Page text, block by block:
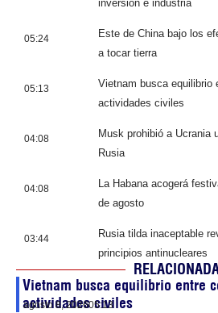
inversión e industria
05:24
Este de China bajo los
a tocar tierra
05:13
Vietnam busca equilibrio
actividades civiles
04:08
Musk prohibió a Ucrania
Rusia
04:08
La Habana acogerá
de agosto
03:44
Rusia tilda inaceptable
principios antinucleares
Vietnam busca equilibrio entre
actividades civiles
agosto 8, 202605:13